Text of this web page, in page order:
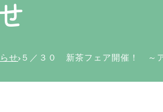
せ ５／３０ 新茶フェア開催！ ～